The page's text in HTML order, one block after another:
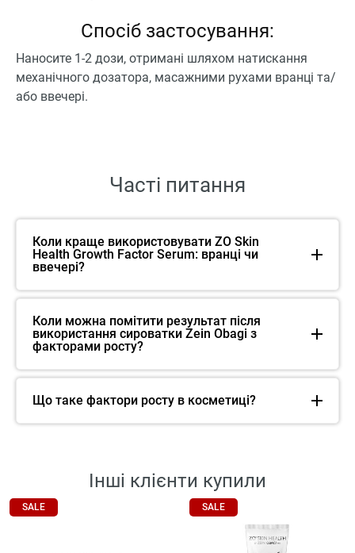
Спосіб застосування:
Наносите 1-2 дози, отримані шляхом натискання
механічного дозатора, масажними рухами вранці та/
або ввечері.
Часті питання
Коли краще використовувати ZO Skin
Health Growth Factor Serum: вранці чи
ввечері?
Коли можна помітити результат після
використання сироватки Zein Obagi з
факторами росту?
Що таке фактори росту в косметиці?
Інші клієнти купили
SALE SALE